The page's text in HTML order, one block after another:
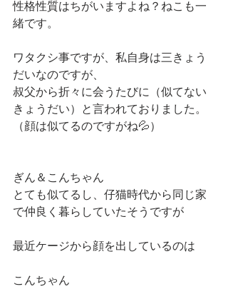
性格性質はちがいますよね？ねこも一
緒です。
ワタクシ事ですが、私自身は三きょう
だいなのですが、
叔父から折々に会うたびに（似てない
きょうだい）と言われておりました。
（顔は似てるのですがね💦）
ぎん＆こんちゃん
とても似てるし、仔猫時代から同じ家
で仲良く暮らしていたそうですが
最近ケージから顔を出しているのは
こんちゃん